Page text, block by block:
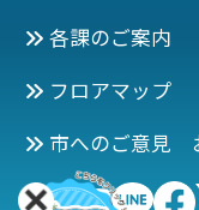
各課のご案内
フロアマップ
市へのご意見